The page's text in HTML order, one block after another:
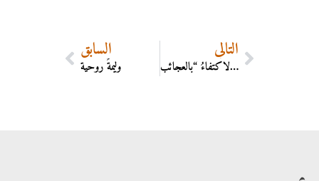
السابق
وليمةٌ روحية
التالي
لماذا الاكتفاءُ “بالعجائب”